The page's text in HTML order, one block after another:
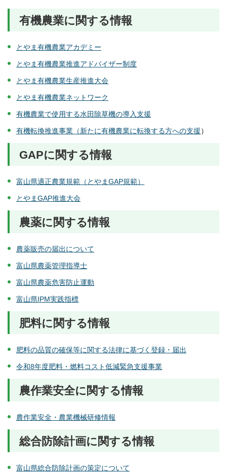
有機農業に関する情報
とやま有機農業アカデミー
とやま有機農業推進アドバイザー制度
とやま有機農業生産推進大会
とやま有機農業ネットワーク
有機農業で使用する水田除草機の導入支援
有機転換推進事業（新たに有機農業に転換する方への支援）
GAPに関する情報
富山県適正農業規範（とやまGAP規範）
とやまGAP推進大会
農薬に関する情報
農薬販売の届出について
富山県農薬管理指導士
富山県農薬危害防止運動
富山県IPM実践指標
肥料に関する情報
肥料の品質の確保等に関する法律に基づく登録・届出
令和8年度肥料・燃料コスト低減緊急支援事業
農作業安全に関する情報
農作業安全・農業機械研修情報
総合防除計画に関する情報
富山県総合防除計画の策定について